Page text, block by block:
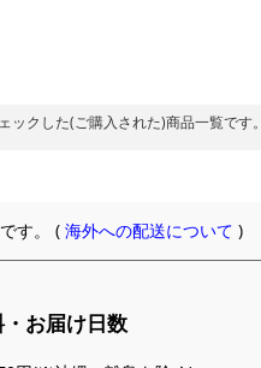
ックした(ご購入された)商品一覧です。
す。 (海外への配送について )
お届け日数